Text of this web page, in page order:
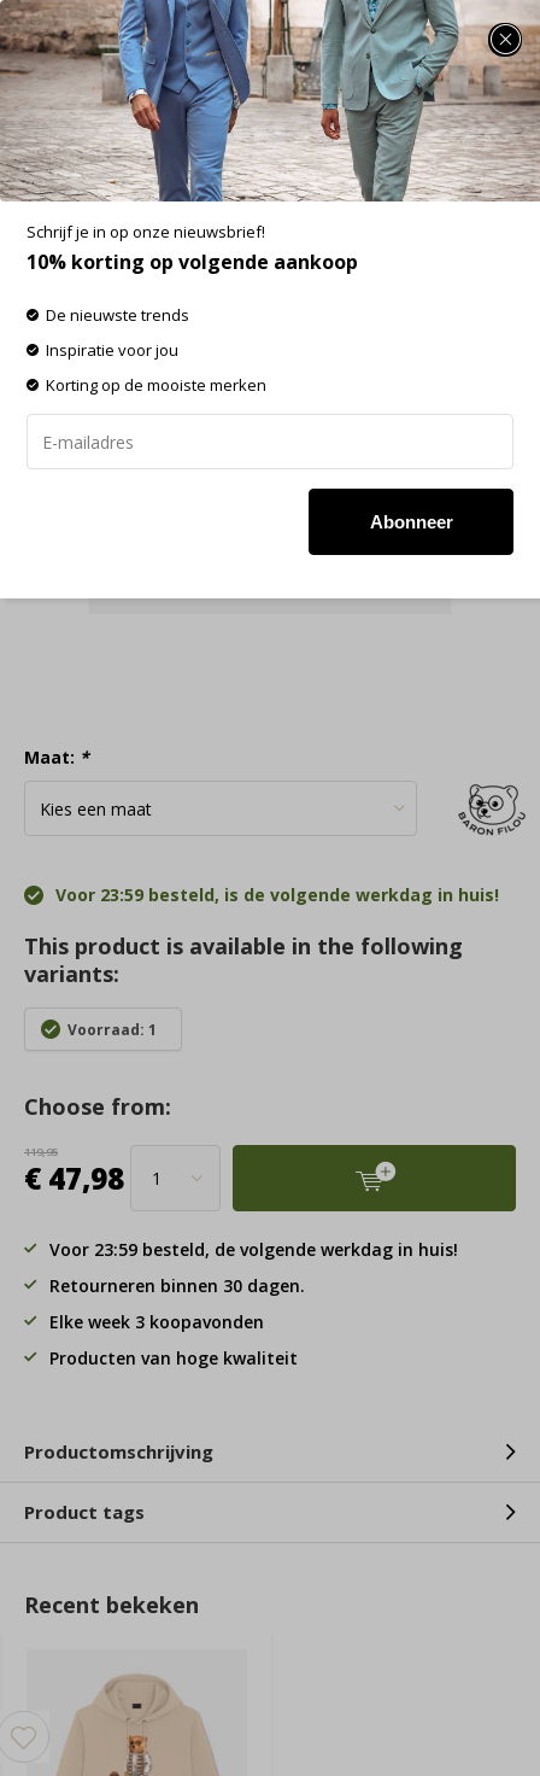
SUMMER SALE: 25% t/m 50% korting op heel veel zomerse items!
Baron Filou Hoodie Filou CL. Sand Brown
Aan verlanglijst toevoegen
-60%
Maat: *
Voor 23:59 besteld, is de volgende werkdag in huis!
This product is available in the following
variants:
Voorraad: 1
Choose from:
119,95
€ 47,98
Voor 23:59 besteld, de volgende werkdag in huis!
Retourneren binnen 30 dagen.
Elke week 3 koopavonden
Producten van hoge kwaliteit
Productomschrijving
Product tags
Recent bekeken
Schrijf je in op onze nieuwsbrief!
10% korting op volgende aankoop
De nieuwste trends
Inspiratie voor jou
Korting op de mooiste merken
Abonneer